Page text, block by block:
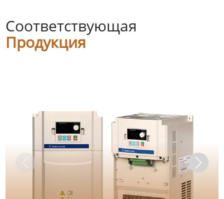
Соответствующая
Продукция